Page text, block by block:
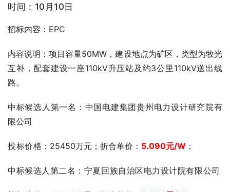
时间：10月10日
招标内容：EPC
内容说明：项目容量50MW，建设地点为矿区，类型为牧光
互补，配套建设一座110kV升压站及约3公里110kV送出线
路。
中标候选人第一名：中国电建集团贵州电力设计研究院有
限公司
投标价格 ：25450万元；折合单价： 5.090元/W ；
中标候选人第二名：宁夏回族自治区电力设计院有限公司